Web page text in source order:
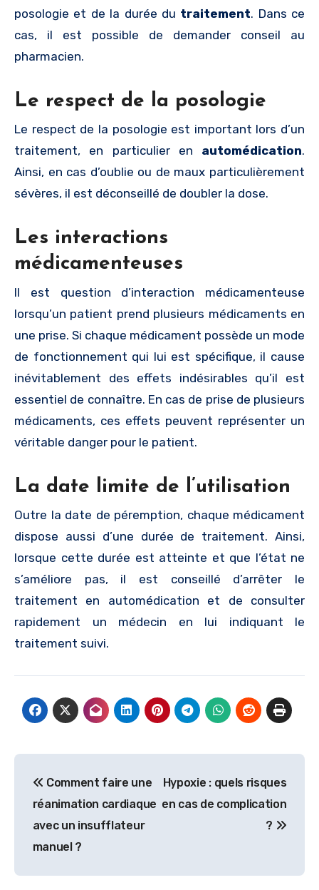
posologie et de la durée du traitement. Dans ce
cas, il est possible de demander conseil au
pharmacien.
Le respect de la posologie
Le respect de la posologie est important lors d’un
traitement, en particulier en automédication.
Ainsi, en cas d’oublie ou de maux particulièrement
sévères, il est déconseillé de doubler la dose.
Les interactions
médicamenteuses
Il est question d’interaction médicamenteuse
lorsqu’un patient prend plusieurs médicaments en
une prise. Si chaque médicament possède un mode
de fonctionnement qui lui est spécifique, il cause
inévitablement des effets indésirables qu’il est
essentiel de connaître. En cas de prise de plusieurs
médicaments, ces effets peuvent représenter un
véritable danger pour le patient.
La date limite de l’utilisation
Outre la date de péremption, chaque médicament
dispose aussi d’une durée de traitement. Ainsi,
lorsque cette durée est atteinte et que l’état ne
s’améliore pas, il est conseillé d’arrêter le
traitement en automédication et de consulter
rapidement un médecin en lui indiquant le
traitement suivi.
de
l’article
Comment faire une
réanimation cardiaque
avec un insufflateur
manuel ?
Hypoxie : quels risques
en cas de complication
?